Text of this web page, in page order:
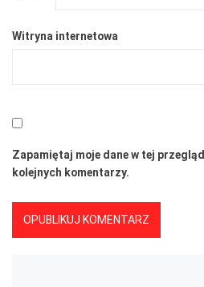
Witryna internetowa
Zapamiętaj moje dane w tej
kolejnych komentarzy.